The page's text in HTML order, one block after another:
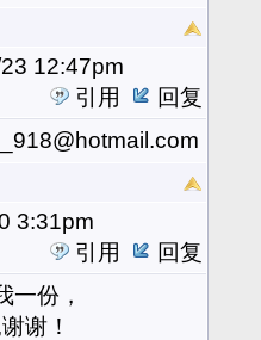
12:47pm
引用
回复
3:31pm
引用
回复
一份，
谢！